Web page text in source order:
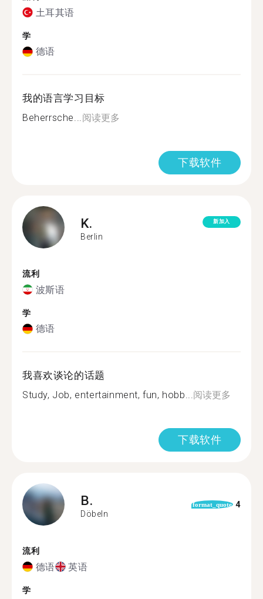
土耳其语
学
德语
我的语言学习目标
Beherrsche...阅读更多
下载软件
K.
Berlin
新加入
流利
波斯语
学
德语
我喜欢谈论的话题
Study, Job, entertainment, fun, hobb...阅读更多
下载软件
B.
Döbeln
format_quote 4
流利
德语 英语
学